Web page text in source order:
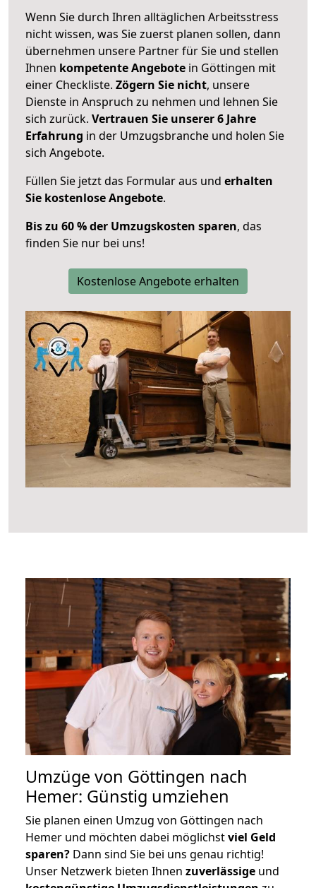
Wenn Sie durch Ihren alltäglichen Arbeitsstress
nicht wissen, was Sie zuerst planen sollen, dann
übernehmen unsere Partner für Sie und stellen
Ihnen kompetente Angebote in Göttingen mit
einer Checkliste. Zögern Sie nicht, unsere
Dienste in Anspruch zu nehmen und lehnen Sie
sich zurück. Vertrauen Sie unserer 6 Jahre
Erfahrung in der Umzugsbranche und holen Sie
sich Angebote.
Füllen Sie jetzt das Formular aus und erhalten
Sie kostenlose Angebote.
Bis zu 60 % der Umzugskosten sparen, das
finden Sie nur bei uns!
Kostenlose Angebote erhalten
Umzüge von Göttingen nach
Hemer: Günstig umziehen
Sie planen einen Umzug von Göttingen nach
Hemer und möchten dabei möglichstviel Geld
sparen? Dann sind Sie bei uns genau richtig!
Unser Netzwerk bieten Ihnen zuverlässige und